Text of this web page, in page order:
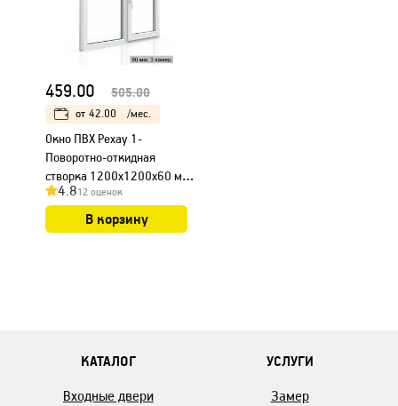
459.00 505.00
от 42.00 /мес.
Окно ПВХ Рехау 1-
Поворотно-откидная
створка 1200х1200х60 мм
(Белый)
4.812 оценок
В корзину
КАТАЛОГ
Входные двери
УСЛУГИ
Замер